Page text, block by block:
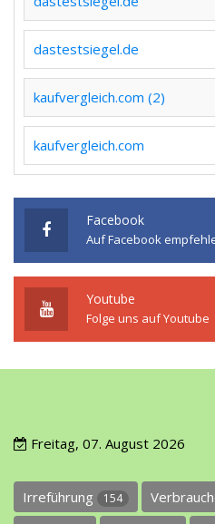
dastestsiegel.de
kaufvergleich.com (2)
kaufvergleich.com
Facebook
Auf Facebook
Youtube
Folge uns auf Youtube
Freitag, 07. August 2026
Irreführung 154